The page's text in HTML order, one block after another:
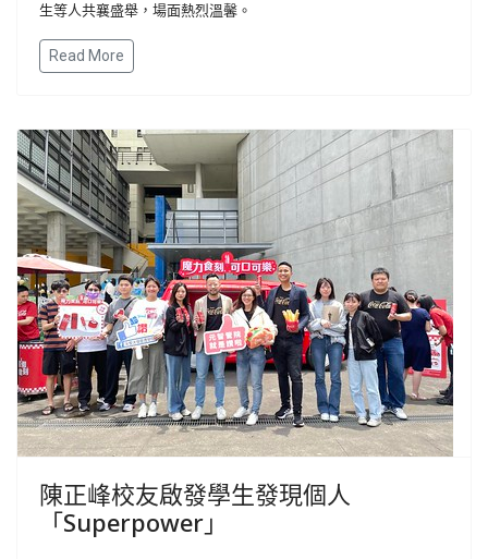
生等人共襄盛舉，場面熱烈溫馨。
Read More
陳正峰校友啟發學生發現個人
「Superpower」